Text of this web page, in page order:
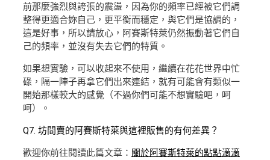
前那麼強烈與誇張的震盪，因為你的頻率已經被它們調
整得更適合妳自己，更平衡而穩定，與它們是協調的，
這是好事，所以請放心，阿賽斯特萊仍然振動著它們自
己的頻率，並沒有失去它們的特質。
如果想實驗，可以收起來不使用，繼續在花花世界中忙
碌，隔一陣子再拿它們出來連結，就有可能會有類似一
開始那樣較大的感覺（不過你們可能不想實驗吧，呵
呵）。
Q7. 坊間賣的阿賽斯特萊與這裡販售的有何差異？
歡迎你前往閱讀此篇文章： 關於阿賽斯特萊的點點滴滴